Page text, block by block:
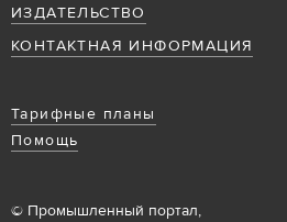
ИЗДАТЕЛЬСТВО
КОНТАКТНАЯ ИНФОРМАЦИЯ
Тарифные планы
Помощь
© Промышленный портал,